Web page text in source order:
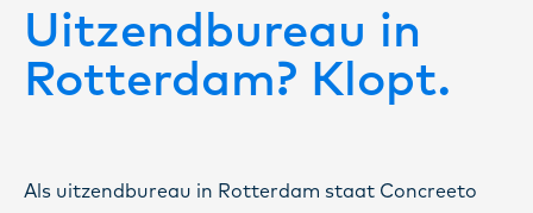
Uitzendbureau in
Rotterdam? Klopt.
Als uitzendbureau in Rotterdam staat Concreeto